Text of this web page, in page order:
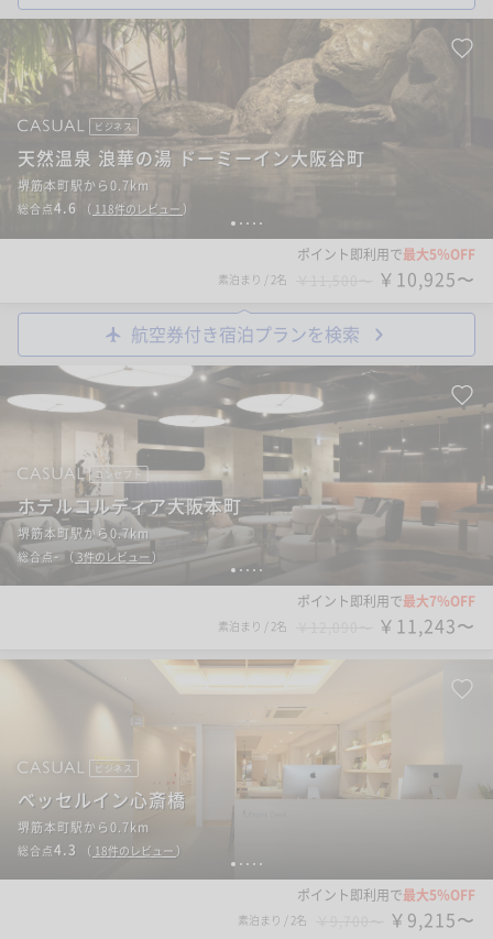
1 2 3 4 5
ビジネス
天然温泉 浪華の湯 ドーミーイン大阪谷町
堺筋本町駅から0.7km
総合点4.6 （ 118件のレビュー ）
ポイント即利用で最大5％OFF
素泊まり / 2名 ￥10,925〜
航空券付き宿泊プランを検索
1 2 3 4 5
コンセプト
ホテルコルディア大阪本町
堺筋本町駅から0.7km
総合点- （ 3件のレビュー ）
ポイント即利用で最大7％OFF
素泊まり / 2名 ￥11,243〜
1 2 3 4 5
ビジネス
ベッセルイン心斎橋
堺筋本町駅から0.7km
総合点4.3 （ 18件のレビュー ）
ポイント即利用で最大5％OFF
素泊まり / 2名 ￥9,215〜